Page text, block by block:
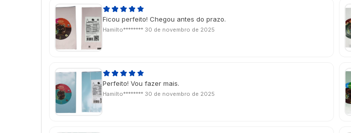
Ficou perfeito! Chegou antes do prazo.
Hamilto******** 30 de novembro de 2025
Perfeito! Vou fazer mais.
Hamilto******** 30 de novembro de 2025